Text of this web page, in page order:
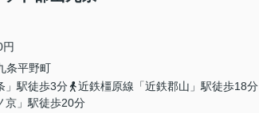
条平野町
」駅徒歩3分
近鉄橿原線「近鉄郡山」駅徒歩18分
京」駅徒歩20分